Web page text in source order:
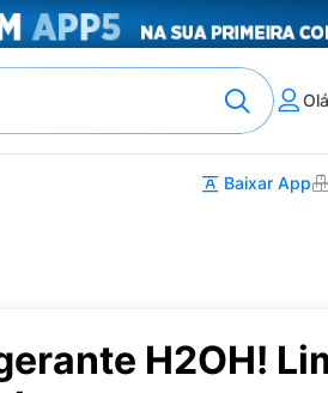
Baixar App
H2OH!